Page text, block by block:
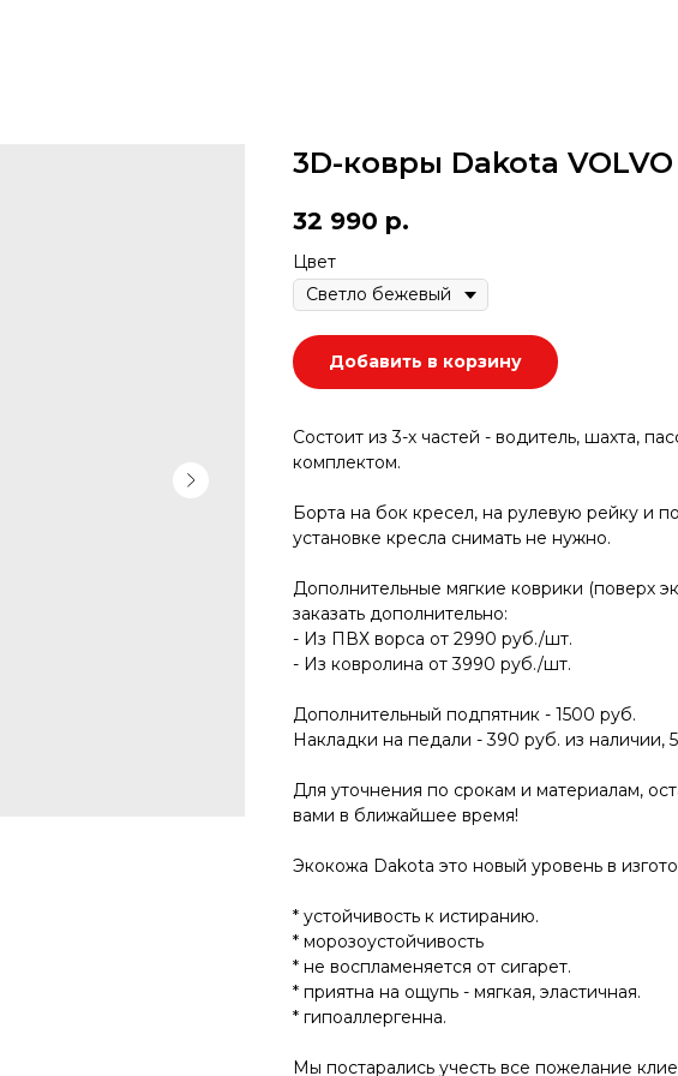
3D-ковры Dakota VOLVO
32 990 р.
Цвет
Добавить в корзину
Состоит из 3-х частей - водитель, шахта,
комплектом.
Борта на бок кресел, на рулевую рейку и
установке кресла снимать не нужно.
Дополнительные мягкие коврики (поверх
заказать дополнительно:
- Из ПВХ ворса от 2990 руб./шт.
- Из ковролина от 3990 руб./шт.
Дополнительный подпятник - 1500 руб.
Накладки на педали - 390 руб. из наличии,
Для уточнения по срокам и материалам,
вами в ближайшее время!
Экокожа Dakota это новый уровень в
* устойчивость к истиранию.
* морозоустойчивость
* не воспламеняется от сигарет.
* приятна на ощупь - мягкая, эластичная.
* гипоаллергенна.
Мы постарались учесть все пожелание